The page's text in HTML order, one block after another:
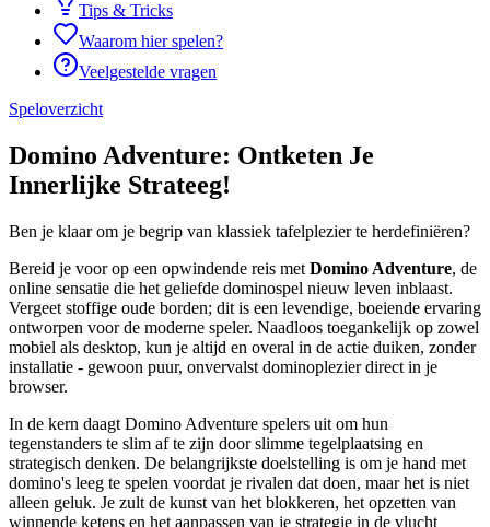
Tips & Tricks
Waarom hier spelen?
Veelgestelde vragen
Speloverzicht
Domino Adventure: Ontketen Je
Innerlijke Strateeg!
Ben je klaar om je begrip van klassiek tafelplezier te herdefiniëren?
Bereid je voor op een opwindende reis met Domino Adventure, de
online sensatie die het geliefde dominospel nieuw leven inblaast.
Vergeet stoffige oude borden; dit is een levendige, boeiende ervaring
ontworpen voor de moderne speler. Naadloos toegankelijk op zowel
mobiel als desktop, kun je altijd en overal in de actie duiken, zonder
installatie - gewoon puur, onvervalst dominoplezier direct in je
browser.
In de kern daagt Domino Adventure spelers uit om hun
tegenstanders te slim af te zijn door slimme tegelplaatsing en
strategisch denken. De belangrijkste doelstelling is om je hand met
domino's leeg te spelen voordat je rivalen dat doen, maar het is niet
alleen geluk. Je zult de kunst van het blokkeren, het opzetten van
winnende ketens en het aanpassen van je strategie in de vlucht